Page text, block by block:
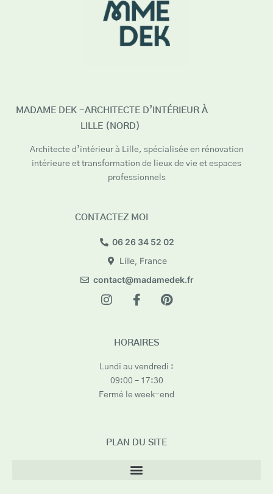
MADAME DEK -ARCHITECTE D’INTÉRIEUR À
LILLE (NORD)
Architecte d’intérieur à Lille, spécialisée en rénovation
intérieure et transformation de lieux de vie et espaces
professionnels
CONTACTEZ MOI
06 26 34 52 02
Lille, France
contact@madamedek.fr
HORAIRES
Lundi au vendredi :
09:00 – 17:30
Fermé le week-end
PLAN DU SITE